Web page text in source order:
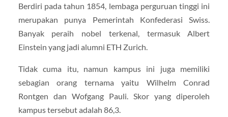
Berdiri pada tahun 1854, lembaga perguruan tinggi ini
merupakan punya Pemerintah Konfederasi Swiss.
Banyak peraih nobel terkenal, termasuk Albert
Einstein yang jadi alumni ETH Zurich.
Tidak cuma itu, namun kampus ini juga memiliki
sebagian orang ternama yaitu Wilhelm Conrad
Rontgen dan Wofgang Pauli. Skor yang diperoleh
kampus tersebut adalah 86,3.